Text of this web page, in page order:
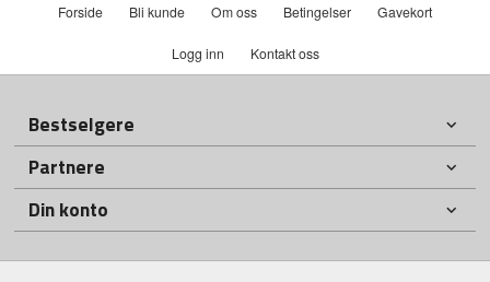
Forside Bli kunde Om oss Betingelser Gavekort
Logg inn Kontakt oss
Bestselgere
Partnere
Din konto